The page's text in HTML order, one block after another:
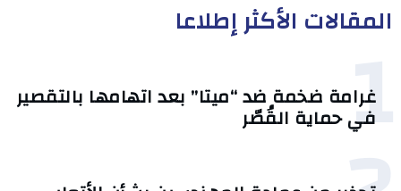
المقالات الأكثر إطلاعا
1
غرامة ضخمة ضد “ميتا” بعد اتهامها بالتقصير
في حماية القُصّر